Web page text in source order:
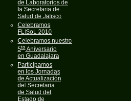
de Laboratorios de
la Secretaria de
Salud de Jalisco
Celebramos
FLISoL 2010
Celebramos nuestro
5toAniversario
en Guadalajara
Participamos
en los Jornadas
de Actualización
del Secretaria
de Salud del
Estado de